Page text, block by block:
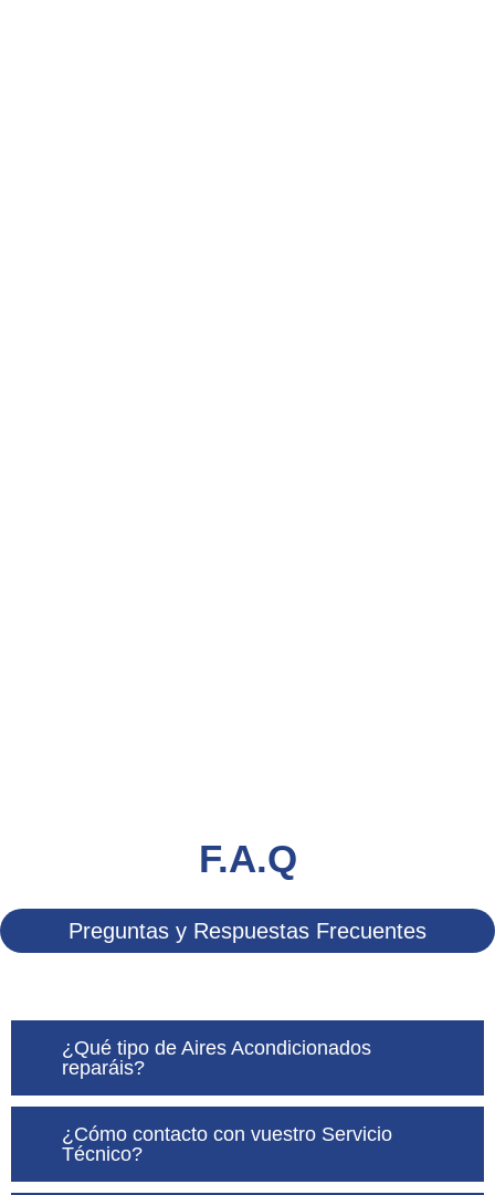
F.A.Q
Preguntas y Respuestas Frecuentes
¿Qué tipo de Aires Acondicionados
reparáis?
¿Cómo contacto con vuestro Servicio
Técnico?